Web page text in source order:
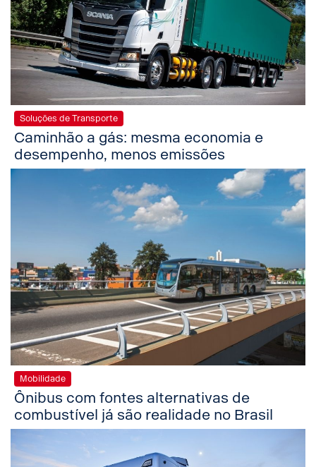
Soluções de Transporte
Caminhão a gás: mesma economia e
desempenho, menos emissões
Mobilidade
Ônibus com fontes alternativas de
combustível já são realidade no Brasil